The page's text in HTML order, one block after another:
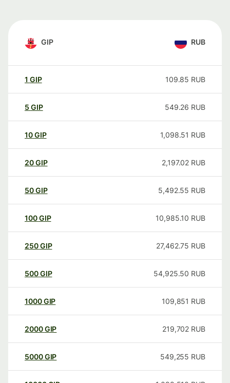
GIP RUB
1 GIP 109.85 RUB
5 GIP 549.26 RUB
10GIP 1,098.51 RUB
20GIP 2,197.02 RUB
50GIP 5,492.55 RUB
100GIP 10,985.10 RUB
250GIP 27,462.75 RUB
500GIP 54,925.50 RUB
1000GIP 109,851 RUB
2000GIP 219,702 RUB
5000GIP 549,255 RUB